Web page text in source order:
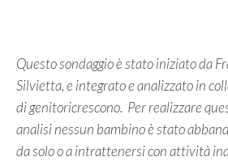
Questo sondaggio è stato iniziato da
Silvietta, e integrato e analizzato in
di genitoricrescono. Per realizzare
analisi nessun bambino è stato
da solo o a intrattenersi con attività